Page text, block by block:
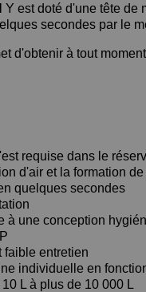
Y est doté d'une tête de
secondes par le
d'obtenir à tout
requise dans le
d'air et la formation de
quelques secondes
à une conception
faible entretien
individuelle en
L à plus de 10 000 L